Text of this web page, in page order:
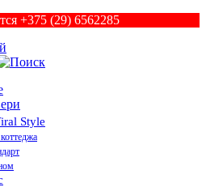
+375 (29) 6562285
Style